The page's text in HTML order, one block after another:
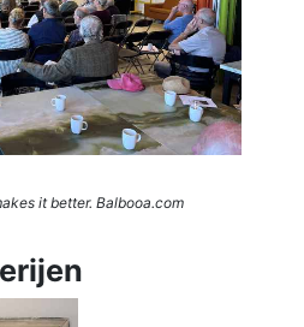
it better. Balbooa.com